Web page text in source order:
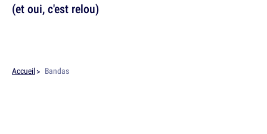
(et oui, c'est relou)
Accueil Bandas